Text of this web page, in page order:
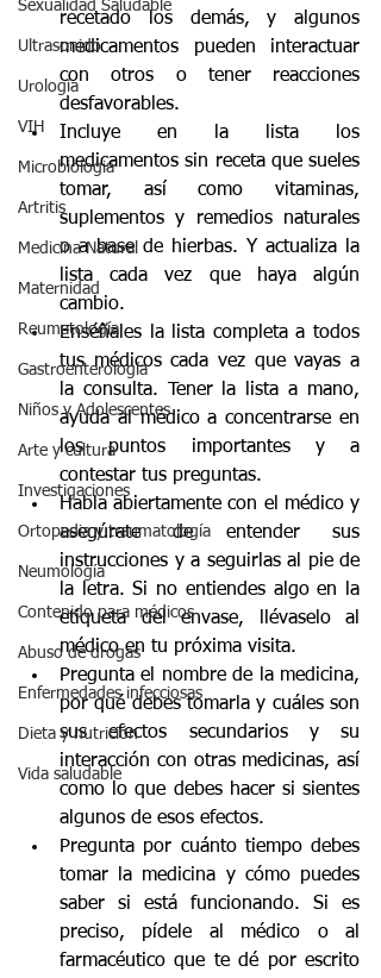
Sexualidad Saludable
Ultrasonido
Urología
VIH
Microbiologia
Artritis
Medicina Natural
Maternidad
Reumatología
Gastroenterología
Niños y Adolescentes
Arte y cultura
Investigaciones
Ortopedia y traumatología
Neumología
Contenido para médicos
Abuso de drogas
Enfermedades infecciosas
Dieta y nutrición
Vida saludable
recetado los demás, y algunos
medicamentos pueden interactuar
con otros o tener reacciones
desfavorables.
Incluye en la lista los
medicamentos sin receta que sueles
tomar, así como vitaminas,
suplementos y remedios naturales
o a base de hierbas. Y actualiza la
lista cada vez que haya algún
cambio.
Enséñales la lista completa a todos
tus médicos cada vez que vayas a
la consulta. Tener la lista a mano,
ayuda al médico a concentrarse en
los puntos importantes y a
contestar tus preguntas.
Habla abiertamente con el médico y
asegúrate de entender sus
instrucciones y a seguirlas al pie de
la letra. Si no entiendes algo en la
etiqueta del envase, llévaselo al
médico en tu próxima visita.
Pregunta el nombre de la medicina,
por qué debes tomarla y cuáles son
sus efectos secundarios y su
interacción con otras medicinas, así
como lo que debes hacer si sientes
algunos de esos efectos.
Pregunta por cuánto tiempo debes
tomar la medicina y cómo puedes
saber si está funcionando. Si es
preciso, pídele al médico o al
farmacéutico que te dé por escrito